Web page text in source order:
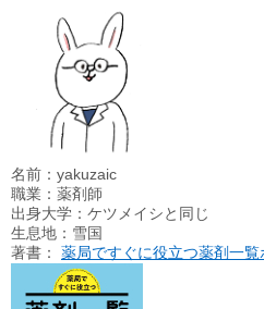
名前：yakuzaic
職業：薬剤師
出身大学：ケツメイシと同じ
生息地：雪国
著書： 薬局ですぐに役立つ薬剤一覧